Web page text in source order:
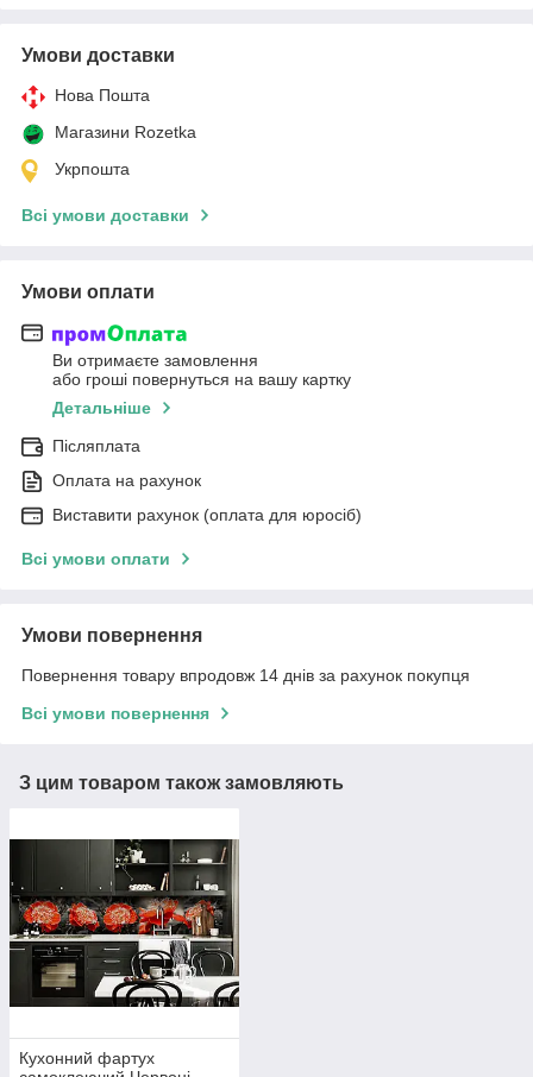
Умови доставки
Нова Пошта
Магазини Rozetka
Укрпошта
Всі умови доставки
Умови оплати
Ви отримаєте замовлення
або гроші повернуться на вашу картку
Детальніше
Післяплата
Оплата на рахунок
Виставити рахунок (оплата для юросіб)
Всі умови оплати
Умови повернення
Повернення товару впродовж 14 днів за рахунок покупця
Всі умови повернення
З цим товаром також замовляють
Кухонний фартух